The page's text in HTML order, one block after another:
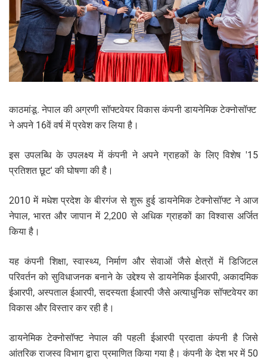
काठमांडू. नेपाल की अग्रणी सॉफ्टवेयर विकास कंपनी डायनेमिक टेक्नोसॉफ्ट
ने अपने 16वें वर्ष में प्रवेश कर लिया है।
इस उपलब्धि के उपलक्ष्य में कंपनी ने अपने ग्राहकों के लिए विशेष '15
प्रतिशत छूट' की घोषणा की है।
2010 में मधेश प्रदेश के बीरगंज से शुरू हुई डायनेमिक टेक्नोसॉफ्ट ने आज
नेपाल, भारत और जापान में 2,200 से अधिक ग्राहकों का विश्वास अर्जित
किया है।
यह कंपनी शिक्षा, स्वास्थ्य, निर्माण और सेवाओं जैसे क्षेत्रों में डिजिटल
परिवर्तन को सुविधाजनक बनाने के उद्देश्य से डायनेमिक ईआरपी, अकादमिक
ईआरपी, अस्पताल ईआरपी, सदस्यता ईआरपी जैसे अत्याधुनिक सॉफ्टवेयर का
विकास और विस्तार कर रही है।
डायनेमिक टेक्नोसॉफ्ट नेपाल की पहली ईआरपी प्रदाता कंपनी है जिसे
आंतरिक राजस्व विभाग द्वारा प्रमाणित किया गया है। कंपनी के देश भर में 50